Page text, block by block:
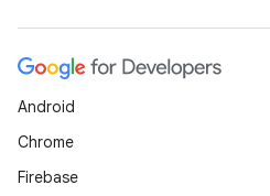
Android
Chrome
Firebase